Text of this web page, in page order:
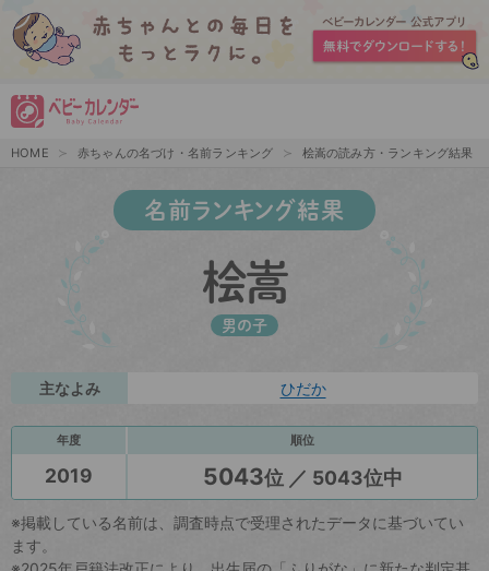
HOME 赤ちゃんの名づけ・名前ランキング 桧嵩の読み方・ランキング結果
名前ランキング結果
桧嵩
男の子
主なよみ ひだか
年度 順位
2019 5043位 ／ 5043位中
※掲載している名前は、調査時点で受理されたデータに基づいてい
ます。